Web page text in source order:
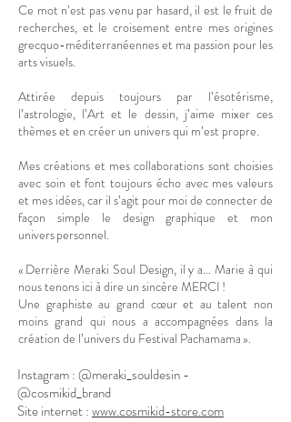
Ce mot n’est pas venu par hasard, il est le fruit de
recherches, et le croisement entre mes origines
grecquo-méditerranéennes et ma passion pour les
arts visuels.
Attirée depuis toujours par l’ésotérisme,
l’astrologie, l’Art et le dessin, j’aime mixer ces
thèmes et en créer un univers qui m’est propre.
Mes créations et mes collaborations sont choisies
avec soin et font toujours écho avec mes valeurs
et mes idées, car il s’agit pour moi de connecter de
façon simple le design graphique et mon
univers personnel.
« Derrière Meraki Soul Design, il y a… Marie à qui
nous tenons ici à dire un sincère MERCI !
Une graphiste au grand cœur et au talent non
moins grand qui nous a accompagnées dans la
création de l’univers du Festival Pachamama ».
Instagram : @meraki_souldesin -
@cosmikid_brand
Site internet :www.cosmikid-store.com